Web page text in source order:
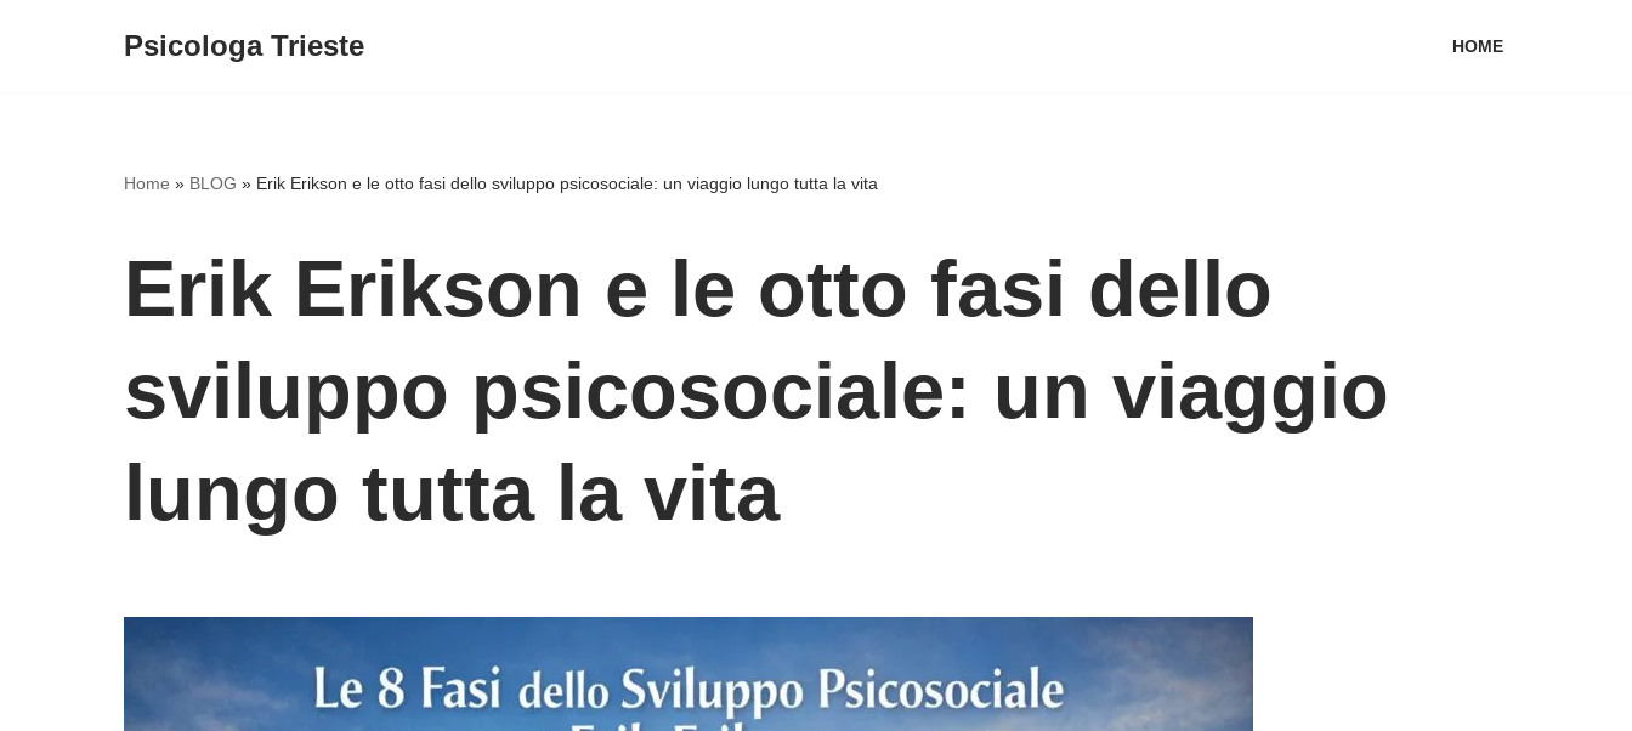
Psicologa Trieste HOME
Home » BLOG » Erik Erikson e le otto fasi dello sviluppo psicosociale: un viaggio lungo tutta la vita
Erik Erikson e le otto fasi dello
sviluppo psicosociale: un viaggio
lungo tutta la vita